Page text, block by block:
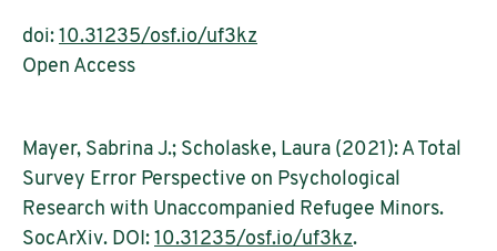
doi: 10.31235/osf.io/uf3kz
Open Access
Mayer, Sabrina J.; Scholaske, Laura (2021): A Total
Survey Error Perspective on Psychological
Research with Unaccompanied Refugee Minors.
SocArXiv. DOI: 10.31235/osf.io/uf3kz.